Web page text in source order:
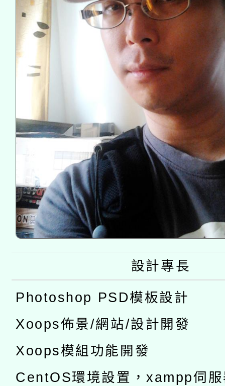
設計專長
Photoshop PSD模板設計
Xoops佈景/網站/設計開發
Xoops模組功能開發
CentOS環境設置，xampp伺